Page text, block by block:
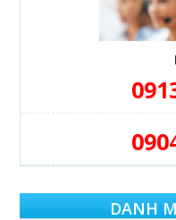
DANH